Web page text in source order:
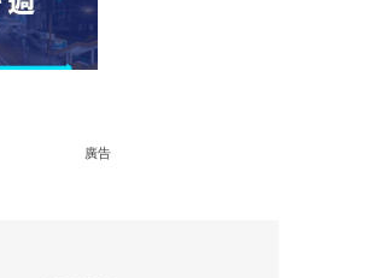
廣告